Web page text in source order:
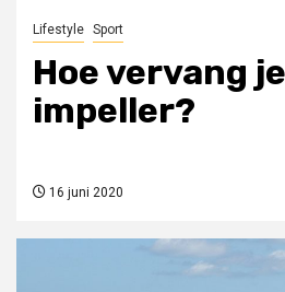
Lifestyle Sport
Hoe vervang
impeller?
16 juni 2020